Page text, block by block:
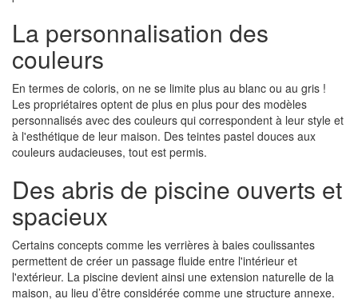
La personnalisation des
couleurs
En termes de coloris, on ne se limite plus au blanc ou au gris !
Les propriétaires optent de plus en plus pour des modèles
personnalisés avec des couleurs qui correspondent à leur style et
à l'esthétique de leur maison. Des teintes pastel douces aux
couleurs audacieuses, tout est permis.
Des abris de piscine ouverts et
spacieux
Certains concepts comme les verrières à baies coulissantes
permettent de créer un passage fluide entre l'intérieur et
l'extérieur. La piscine devient ainsi une extension naturelle de la
maison, au lieu d’être considérée comme une structure annexe.